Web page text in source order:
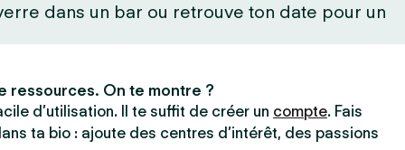
dans un bar ou retrouve ton date pour un
ressources. On te montre ?
d’utilisation. Il te suffit de créer un compte. Fais
ta bio : ajoute des centres d’intérêt, des passions